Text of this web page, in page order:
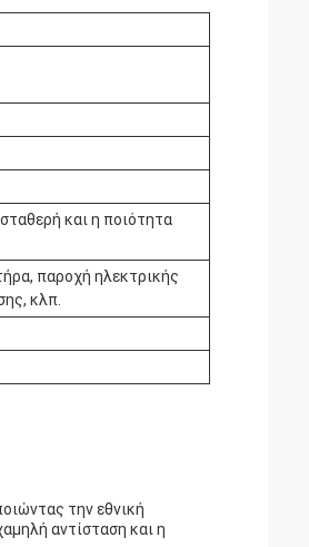
και η ποιότητα
παροχή ηλεκτρικής
κλπ.
την εθνική
αντίσταση και η